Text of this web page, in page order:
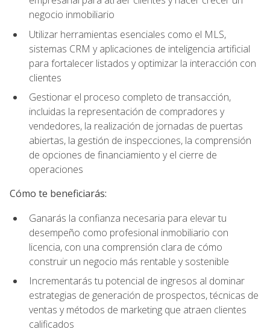
negocio inmobiliario
Utilizar herramientas esenciales como el MLS,
sistemas CRM y aplicaciones de inteligencia artificial
para fortalecer listados y optimizar la interacción con
clientes
Gestionar el proceso completo de transacción,
incluidas la representación de compradores y
vendedores, la realización de jornadas de puertas
abiertas, la gestión de inspecciones, la comprensión
de opciones de financiamiento y el cierre de
operaciones
Cómo te beneficiarás:
Ganarás la confianza necesaria para elevar tu
desempeño como profesional inmobiliario con
licencia, con una comprensión clara de cómo
construir un negocio más rentable y sostenible
Incrementarás tu potencial de ingresos al dominar
estrategias de generación de prospectos, técnicas de
ventas y métodos de marketing que atraen clientes
calificados